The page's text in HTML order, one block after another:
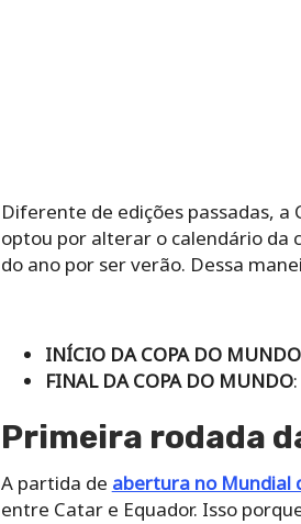
Diferente de edições passadas, a
optou por alterar o calendário da
do ano por ser verão. Dessa
INÍCIO DA COPA DO MUNDO
FINAL DA COPA DO MUNDO
Primeira rodada
A partida de abertura no Mundial
entre Catar e Equador. Isso